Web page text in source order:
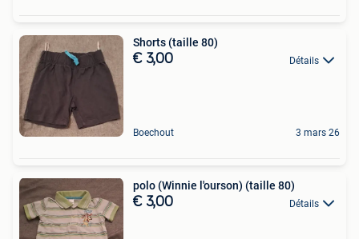
Shorts (taille 80)
€ 3,00 Détails
Boechout 3 mars 26
polo (Winnie l'ourson) (taille 80)
€ 3,00 Détails